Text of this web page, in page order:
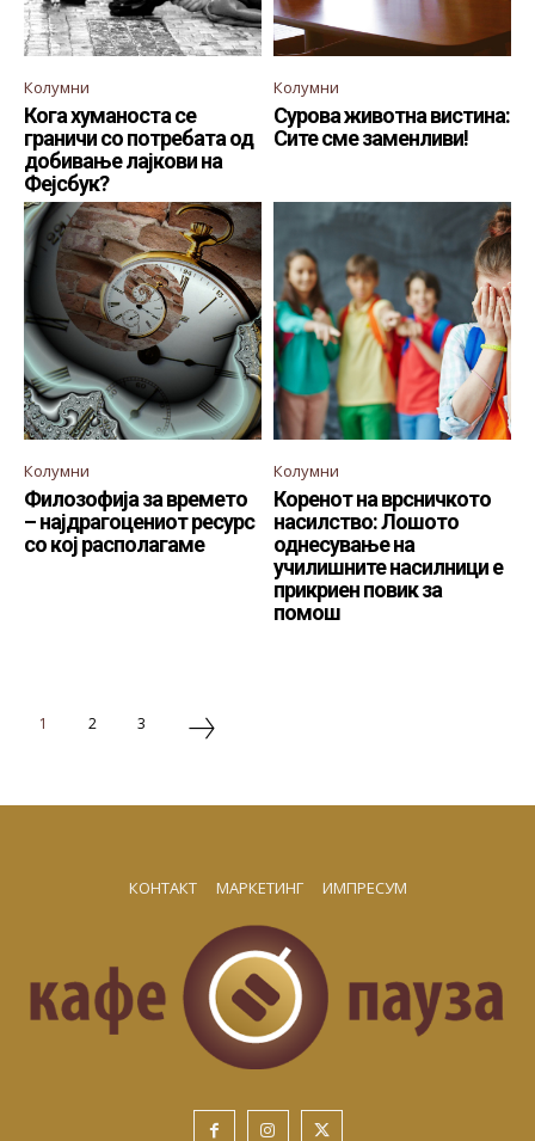
Колумни
Кога хуманоста се
граничи со потребата од
добивање лајкови на
Фејсбук?
Колумни
Сурова животна вистина:
Сите сме заменливи!
Колумни
Филозофија за времето
– најдрагоцениот ресурс
со кој располагаме
Колумни
Коренот на врсничкото
насилство: Лошото
однесување на
училишните насилници е
прикриен повик за
помош
1 2 3
КОНТАКТ МАРКЕТИНГ ИМПРЕСУМ